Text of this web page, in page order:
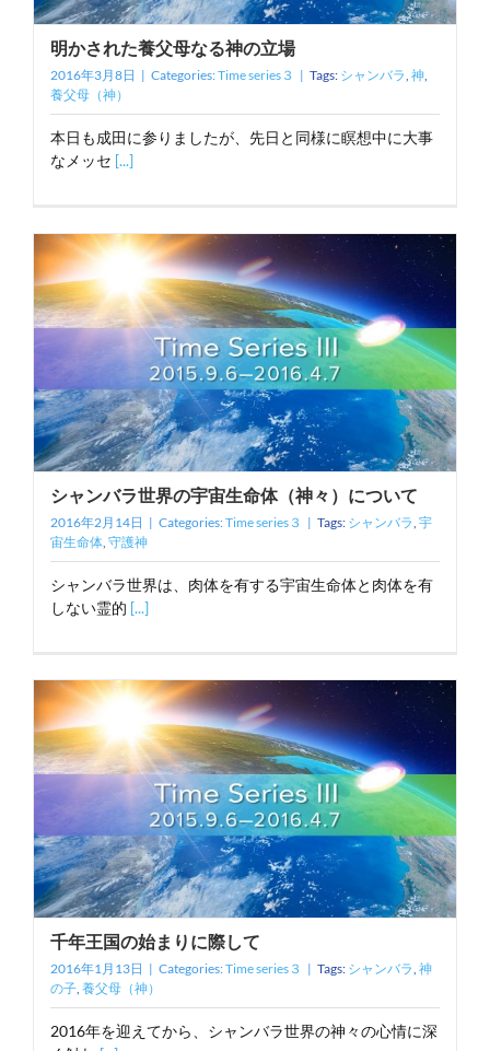
明かされた養父母なる神の立場
2016年3月8日 | Categories:Time series３ | Tags: シャンバラ, 神,
養父母（神）
本日も成田に参りましたが、先日と同様に瞑想中に大事
なメッセ [...]
シャンバラ世界の宇宙生命体（神々）について
2016年2月14日 | Categories:Time series３ | Tags: シャンバラ, 宇
宙生命体, 守護神
シャンバラ世界は、肉体を有する宇宙生命体と肉体を有
しない霊的 [...]
千年王国の始まりに際して
2016年1月13日 | Categories:Time series３ | Tags: シャンバラ, 神
の子, 養父母（神）
2016年を迎えてから、シャンバラ世界の神々の心情に深